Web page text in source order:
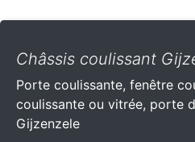
Châssis coulissant
Porte coulissante, fenêtre
coulissante ou vitrée, porte
Gijzenzele